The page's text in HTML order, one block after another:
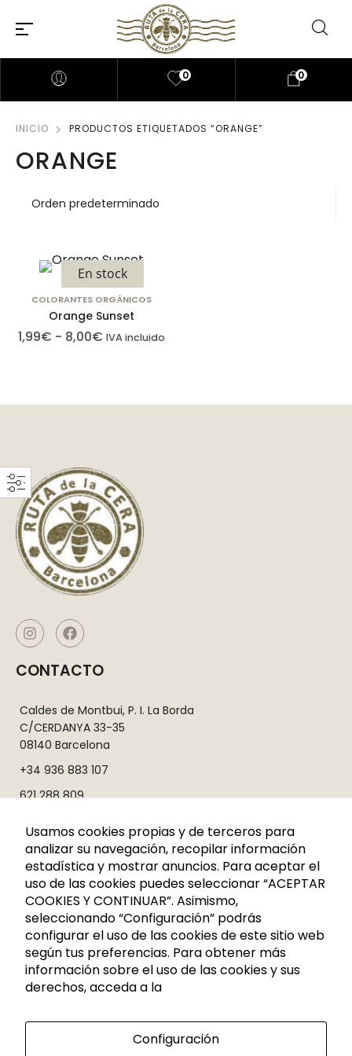
0 0
INICIO PRODUCTOS ETIQUETADOS “ORANGE”
ORANGE
En stock
COLORANTES ORGÁNICOS
Orange Sunset
1,99€ - 8,00€ IVA incluido
CONTACTO
Caldes de Montbui, P. I. La Borda
C/CERDANYA 33-35
08140 Barcelona
+34 936 883 107
621 288 809
INFORMACIÓN
Aviso legal
Política de privacidad
Política de privacidad RRSS
Política de cookies
Condiciones generales de contratación
Usamos cookies propias y de terceros para
analizar su navegación, recopilar información
estadística y mostrar anuncios. Para aceptar el
uso de las cookies puedes seleccionar “ACEPTAR
COOKIES Y CONTINUAR”. Asimismo,
seleccionando “Configuración” podrás
configurar el uso de las cookies de este sitio web
según tus preferencias. Para obtener más
información sobre el uso de las cookies y sus
derechos, acceda a la
Configuración